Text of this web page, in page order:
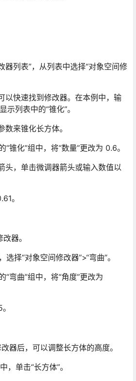
器列表”，从列表中选择“对象空间修
以快速找到修改器。在本例中，输
示列表中的“锥化”。
来锥化长方体。
“锥化”组中，将“数量”更改为 0.6。
头，单击微调器箭头或输入数值以
。
器。
选择“对象空间修改器”>“弯曲”。
“弯曲”组中，将“角度”更改为
器后，可以调整长方体的高度。
，单击“长方体”。